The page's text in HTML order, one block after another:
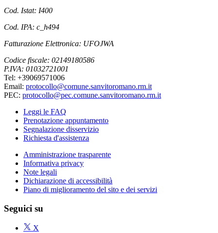
Cod. Istat: I400
Cod. IPA: c_h494
Fatturazione Elettronica: UFOJWA
Codice fiscale: 02149180586
P.IVA: 01032721001
Tel: +39069571006
Email: protocollo@comune.sanvitoromano.rm.it
PEC: protocollo@pec.comune.sanvitoromano.rm.it
Leggi le FAQ
Prenotazione appuntamento
Segnalazione disservizio
Richiesta d'assistenza
Amministrazione trasparente
Informativa privacy
Note legali
Dichiarazione di accessibilità
Piano di miglioramento del sito e dei servizi
Seguici su
X